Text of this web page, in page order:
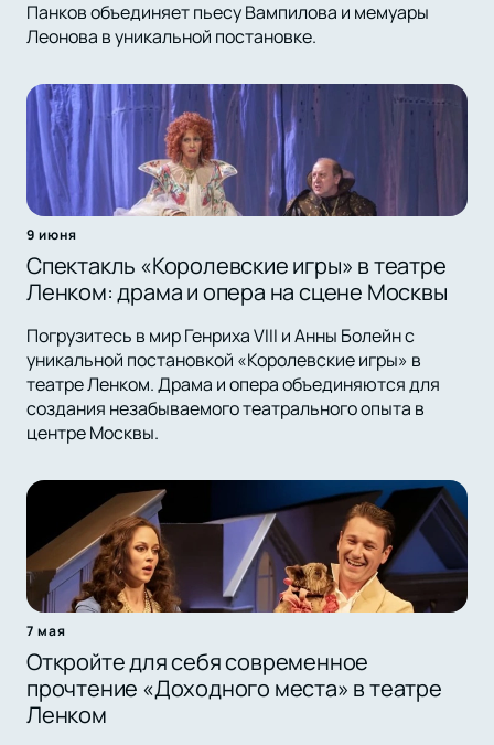
Панков объединяет пьесу Вампилова и мемуары
Леонова в уникальной постановке.
9 июня
Спектакль «Королевские игры» в театре
Ленком: драма и опера на сцене Москвы
Погрузитесь в мир Генриха VIII и Анны Болейн с
уникальной постановкой «Королевские игры» в
театре Ленком. Драма и опера объединяются для
создания незабываемого театрального опыта в
центре Москвы.
7 мая
Откройте для себя современное
прочтение «Доходного места» в театре
Ленком